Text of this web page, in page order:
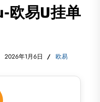
欧易U挂单
2026年1月6日 欧易